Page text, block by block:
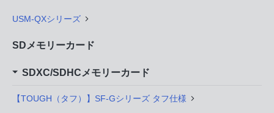
USM-QXシリーズ
SDメモリーカード
SDXC/SDHCメモリーカード
【TOUGH（タフ）】SF-Gシリーズ タフ仕様